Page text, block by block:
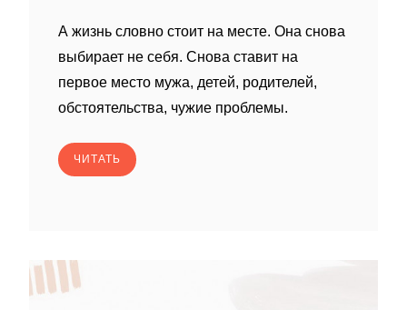
А жизнь словно стоит на месте. Она снова
выбирает не себя. Снова ставит на
первое место мужа, детей, родителей,
обстоятельства, чужие проблемы.
ЧИТАТЬ